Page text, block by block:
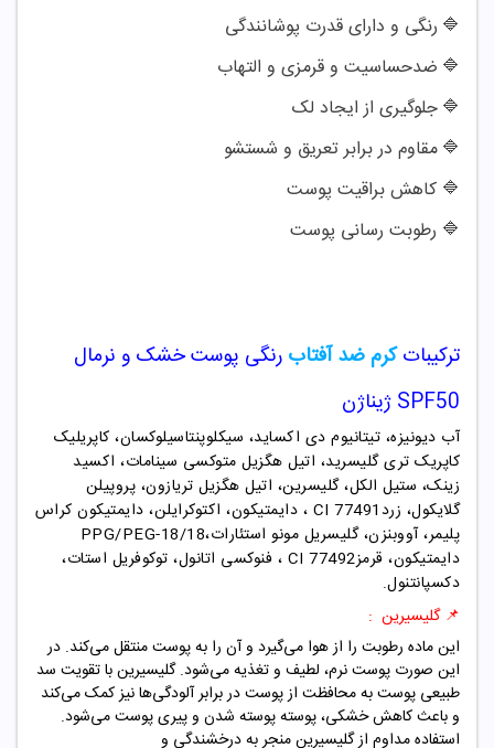
🔷 رنگی و دارای قدرت پوشانندگی
🔷 ضدحساسیت و قرمزی و التهاب
🔷جلوگیری از ایجاد لک
🔷مقاوم در برابر تعریق و شستشو
🔷 کاهش براقیت پوست
🔷 رطوبت رسانی پوست
ترکیباتکرم ضد آفتاب رنگی پوست خشک و نرمال
SPF50 ژیناژن
آب دیونیزه، تیتانیوم دی اکساید، سیکلوپنتاسیلوکسان، کاپریلیک
کاپریک تری گلیسرید، اتیل هگزیل متوکسی سینامات، اکسید
زینک، ستیل الکل، گلیسرین، اتیل هگزیل تریازون، پروپیلن
گلایکول، زردCI 77491 ، دایمتیکون، اکتوکرایلن، دایمتیکون کراس
پلیمر، آووبنزن، گلیسریل مونو استئارات،PPG/PEG-18/18
دایمتیکون، قرمزCI 77492 ، فنوکسی اتانول، توکوفریل استات،
دکسپانتنول.
📌 گلیسیرین :
این ماده رطوبت را از هوا می‌گیرد و آن را به پوست منتقل می‌کند. در
این صورت پوست نرم، لطیف و تغذیه می‌شود. گلیسیرین با تقویت سد
طبیعی پوست به محافظت از پوست در برابر آلودگی‌ها نیز کمک می‌کند
و باعث کاهش خشکی، پوسته پوسته شدن و پیری پوست می‌شود.
استفاده مداوم از گلیسیرین منجر به درخشندگی و